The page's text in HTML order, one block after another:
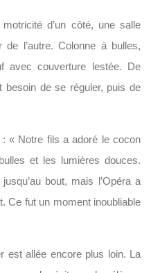
d’un côté, une salle
l’autre. Colonne à bulles,
avec couverture lestée. De
besoin de se réguler, puis de
« Notre fils a adoré le cocon
et les lumières douces.
bout, mais l’Opéra a
Ce fut un moment inoubliable
est allée encore plus loin. La